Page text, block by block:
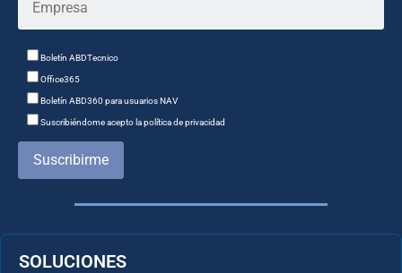
Boletín ABDTecnico
Office365
Boletín ABD360 para usuarios NAV
Suscribiéndome acepto la política de privacidad
Suscribirme
SOLUCIONES